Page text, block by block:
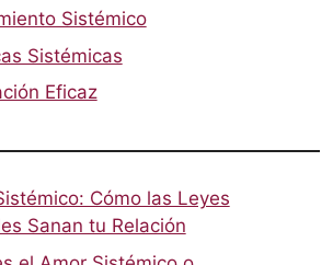
Sistémico
Sistémicas
Eficaz
Cómo las Leyes
Sanan tu Relación